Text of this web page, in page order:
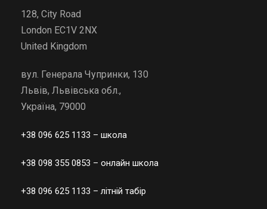
128, City Road
London EC1V 2NX
United Kingdom
вул. Генерала Чупринки, 130
Львів, Львівська обл.,
Україна, 79000
+38 096 625 1133 – школа
+38 098 355 0853 – онлайн школа
+38 096 625 1133 – літній табір